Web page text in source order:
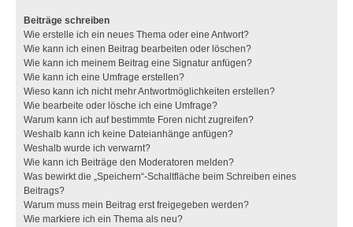
Beiträge schreiben
Wie erstelle ich ein neues Thema oder eine Antwort?
Wie kann ich einen Beitrag bearbeiten oder löschen?
Wie kann ich meinem Beitrag eine Signatur anfügen?
Wie kann ich eine Umfrage erstellen?
Wieso kann ich nicht mehr Antwortmöglichkeiten erstellen?
Wie bearbeite oder lösche ich eine Umfrage?
Warum kann ich auf bestimmte Foren nicht zugreifen?
Weshalb kann ich keine Dateianhänge anfügen?
Weshalb wurde ich verwarnt?
Wie kann ich Beiträge den Moderatoren melden?
Was bewirkt die „Speichern“-Schaltfläche beim Schreiben eines
Beitrags?
Warum muss mein Beitrag erst freigegeben werden?
Wie markiere ich ein Thema als neu?